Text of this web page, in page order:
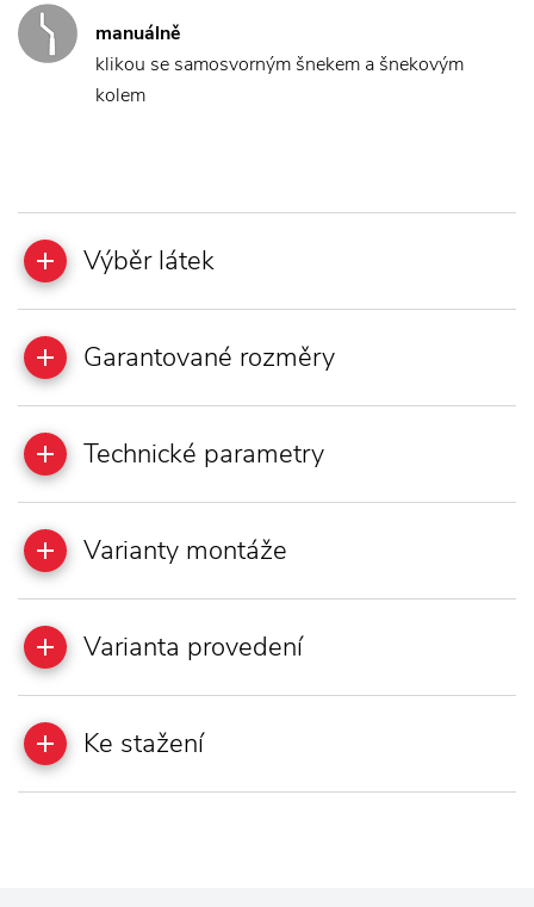
manuálně
klikou se samosvorným šnekem a šnekovým
kolem
Výběr látek
Garantované rozměry
Technické parametry
Varianty montáže
Varianta provedení
Ke stažení